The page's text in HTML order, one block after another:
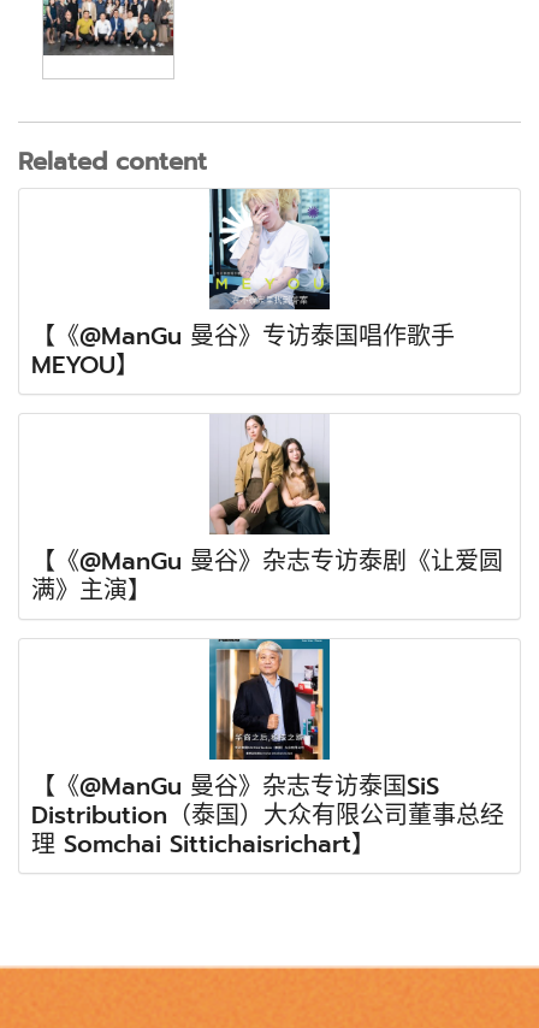
Related content
【《@ManGu 曼谷》专访泰国唱作歌手
MEYOU】
【《@ManGu 曼谷》杂志专访泰剧《让爱圆
满》主演】
【《@ManGu 曼谷》杂志专访泰国SiS
Distribution（泰国）大众有限公司董事总经
理 Somchai Sittichaisrichart】